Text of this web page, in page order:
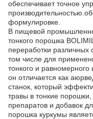
обеспечивает точное
формулировке.
В пищевой
тонкого порошка
переработки различных
том числе для
тонкого и
он отличается как
станок, который
травы в тонкие
препаратов и добавок
порошка куркумы